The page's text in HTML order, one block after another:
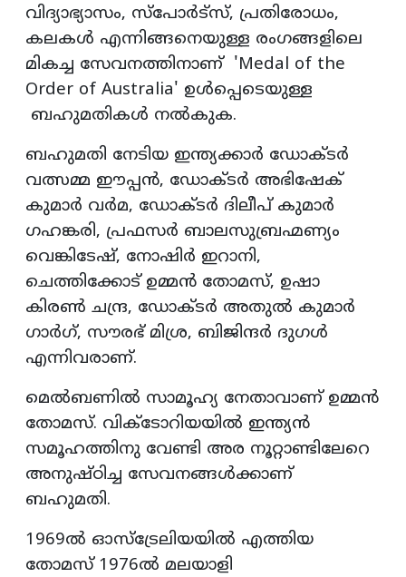
വിദ്യാഭ്യാസം, സ്പോർട്സ്, പ്രതിരോധം,
കലകൾ എന്നിങ്ങനെയുള്ള രംഗങ്ങളിലെ
മികച്ച സേവനത്തിനാണ് 'Medal of the
Order of Australia' ഉൾപ്പെടെയുള്ള
ബഹുമതികൾ നൽകുക.
ബഹുമതി നേടിയ ഇന്ത്യക്കാർ ഡോക്ടർ
വത്സമ്മ ഈപ്പൻ, ഡോക്ടർ അഭിഷേക്
കുമാർ വർമ, ഡോക്ടർ ദിലീപ് കുമാർ
ഗഹങ്കരി, പ്രഫസർ ബാലസുബ്രഹ്മണ്യം
വെങ്കിടേഷ്, നോഷിർ ഇറാനി,
ചെത്തിക്കോട് ഉമ്മൻ തോമസ്, ഉഷാ
കിരൺ ചന്ദ്ര, ഡോക്ടർ അതുൽ കുമാർ
ഗാർഗ്, സൗരഭ് മിശ്ര, ബിജിന്ദർ ദുഗൾ
എന്നിവരാണ്.
മെൽബണിൽ സാമൂഹ്യ നേതാവാണ് ഉമ്മൻ
തോമസ്. വിക്ടോറിയയിൽ ഇന്ത്യൻ
സമൂഹത്തിനു വേണ്ടി അര നൂറ്റാണ്ടിലേറെ
അനുഷ്ഠിച്ച സേവനങ്ങൾക്കാണ്
ബഹുമതി.
1969ൽ ഓസ്‌ട്രേലിയയിൽ എത്തിയ
തോമസ് 1976ൽ മലയാളി